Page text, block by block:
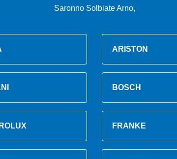
Saronno Solbiate Arno,
ARISTON
BOSCH
FRANKE